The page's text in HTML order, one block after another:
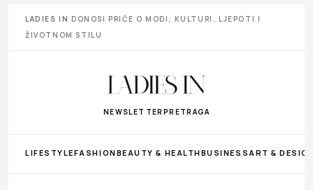
LADIES IN DONOSI PRIČE O MODI, KULTURI, LJEPOTI I
ŽIVOTNOM STILU
NEWSLETTER PRETRAGA
LIFESTYLEFASHIONBEAUTY & HEALTHBUSINESS ART &